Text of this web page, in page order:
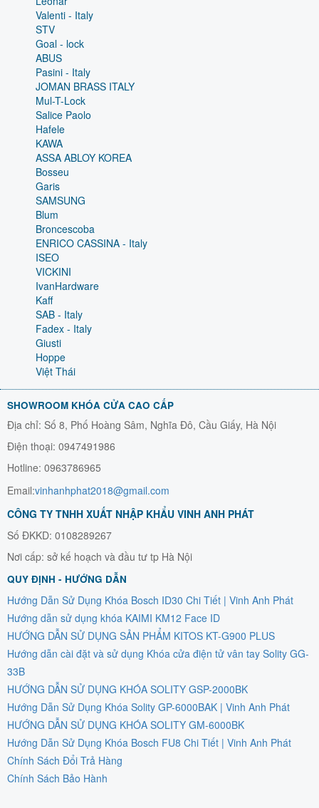
Valenti - Italy
STV
Goal - lock
ABUS
Pasini - Italy
JOMAN BRASS ITALY
Mul-T-Lock
Salice Paolo
Hafele
KAWA
ASSA ABLOY KOREA
Bosseu
Garis
SAMSUNG
Blum
Broncescoba
ENRICO CASSINA - Italy
ISEO
VICKINI
IvanHardware
Kaff
SAB - Italy
Fadex - Italy
Giusti
Hoppe
Việt Thái
SHOWROOM KHÓA CỬA CAO CẤP
Địa chỉ: Số 8, Phố Hoàng Sâm, Nghĩa Đô, Cầu Giấy, Hà Nội
Điện thoại: 0947491986
Hotline: 0963786965
Email:vinhanhphat2018@gmail.com
CÔNG TY TNHH XUẤT NHẬP KHẨU VINH ANH PHÁT
Số ĐKKD: 0108289267
Nơi cấp: sở kế hoạch và đầu tư tp Hà Nội
QUY ĐỊNH - HƯỚNG DẪN
Hướng Dẫn Sử Dụng Khóa Bosch ID30 Chi Tiết | Vinh Anh Phát
Hướng dẫn sử dụng khóa KAIMI KM12 Face ID
HƯỚNG DẪN SỬ DỤNG SẢN PHẨM KITOS KT-G900 PLUS
Hướng dẫn cài đặt và sử dụng Khóa cửa điện tử vân tay Solity GG-
33B
HƯỚNG DẪN SỬ DỤNG KHÓA SOLITY GSP-2000BK
Hướng Dẫn Sử Dụng Khóa Solity GP-6000BAK | Vinh Anh Phát
HƯỚNG DẪN SỬ DỤNG KHÓA SOLITY GM-6000BK
Hướng Dẫn Sử Dụng Khóa Bosch FU8 Chi Tiết | Vinh Anh Phát
Chính Sách Đổi Trả Hàng
Chính Sách Bảo Hành